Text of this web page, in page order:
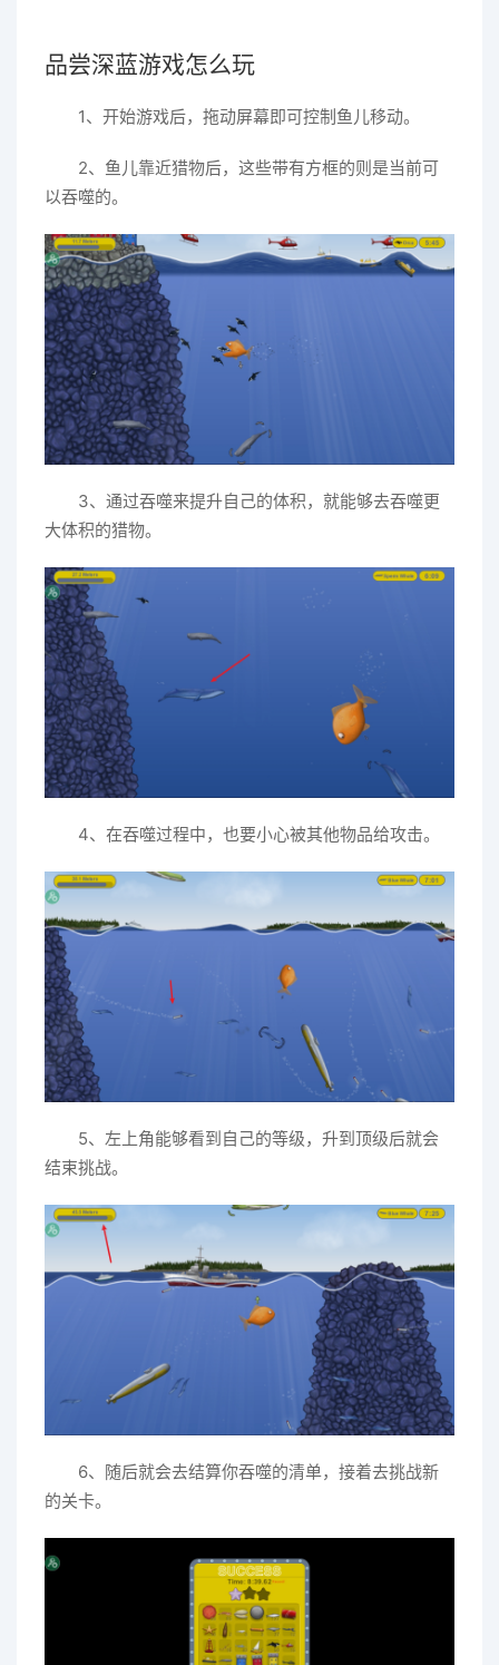
品尝深蓝游戏怎么玩
1、开始游戏后，拖动屏幕即可控制鱼儿移动。
2、鱼儿靠近猎物后，这些带有方框的则是当前可
以吞噬的。
3、通过吞噬来提升自己的体积，就能够去吞噬更
大体积的猎物。
4、在吞噬过程中，也要小心被其他物品给攻击。
5、左上角能够看到自己的等级，升到顶级后就会
结束挑战。
6、随后就会去结算你吞噬的清单，接着去挑战新
的关卡。